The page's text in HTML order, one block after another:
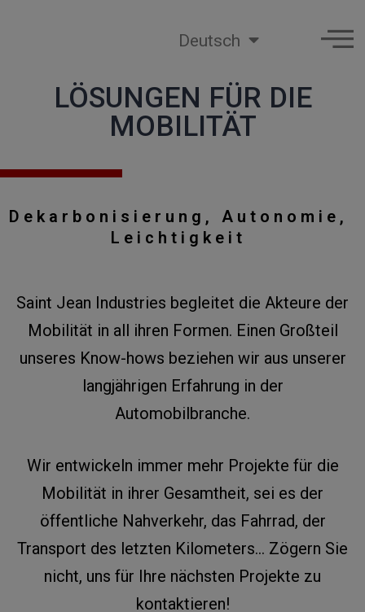
Deutsch
LÖSUNGEN FÜR DIE
MOBILITÄT
Dekarbonisierung, Autonomie,
Leichtigkeit
Saint Jean Industries begleitet die Akteure der
Mobilität in all ihren Formen. Einen Großteil
unseres Know-hows beziehen wir aus unserer
langjährigen Erfahrung in der
Automobilbranche.
Wir entwickeln immer mehr Projekte für die
Mobilität in ihrer Gesamtheit, sei es der
öffentliche Nahverkehr, das Fahrrad, der
Transport des letzten Kilometers… Zögern Sie
nicht, uns für Ihre nächsten Projekte zu
kontaktieren!